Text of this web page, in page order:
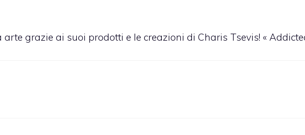
arte grazie ai suoi prodotti e le creazioni di Charis Tsevis! «